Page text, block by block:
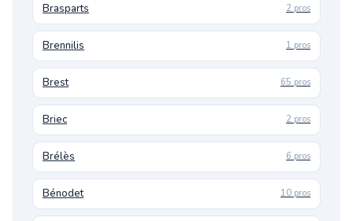
Brasparts 2 pros
Brennilis 1 pros
Brest 65 pros
Briec 2 pros
Brélès 6 pros
Bénodet 10 pros